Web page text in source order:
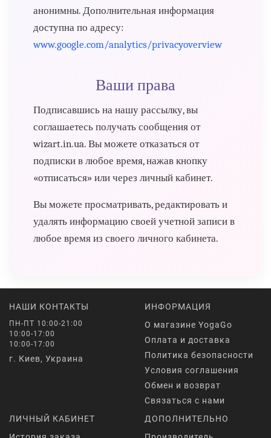
анонимны. Дополнительная информация
доступна по адресу:
www.google.com/analytics/privacyoverview
Ваши права
Подписавшись на нашу рассылку, вы
соглашаетесь получать сообщения от
wizart.in.ua. Вы можете отказаться от
подписки в любое время, нажав кнопку
«отписаться» или через личный кабинет.
Вы можете просматривать, редактировать и
удалять информацию своей учетной записи в
любое время из своего личного кабинета.
НАШИ КОНТАКТЫ
ПН-ПТ 10:00-21:00
10:00-17:00
10:00-17:00
г. Киев, Украина
ИНФОРМАЦИЯ
О магазине YogaGo
Оплата и доставка
Политика безопасности
Условия соглашения
Обмен и возврат
Связаться с нами
ЛИЧНЫЙ КАБИНЕТ
ДОПОЛНИТЕЛЬНО